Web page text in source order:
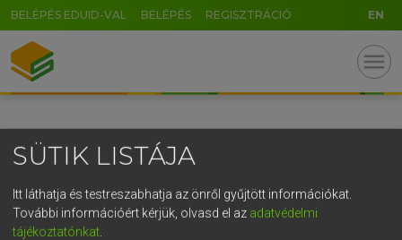
BELÉPÉS EDUID-VAL BELÉPÉS REGISZTRÁCIÓ EN
menu
SÜTIK LISTÁJA
Itt láthatja és testreszabhatja az önről gyűjtött információkat.
További információért kérjük, olvasd el az adatvédelmi
tájékoztatónkat
GR
5
g h k l
v b n m , . - AltGr